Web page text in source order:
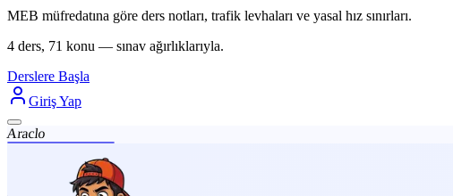
MEB müfredatına göre ders notları, trafik levhaları ve yasal hız sınırları.
4 ders, 71 konu — sınav ağırlıklarıyla.
Derslere Başla
Giriş Yap
Araclo